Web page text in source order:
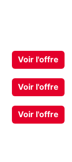
Voir l'offre
Voir l'offre
Voir l'offre